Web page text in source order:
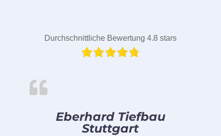
Durchschnittliche Bewertung 4.8 stars
Eberhard Tiefbau
Stuttgart